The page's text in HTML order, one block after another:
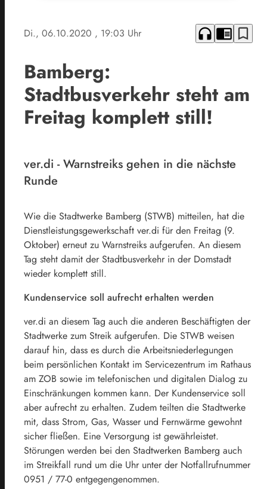
Di., 06.10.2020 , 19:03 Uhr headphones chrome_reader_mode bookmark_border
Bamberg:
Stadtbusverkehr steht am
Freitag komplett still!
ver.di - Warnstreiks gehen in die nächste
Runde
Wie die Stadtwerke Bamberg (STWB) mitteilen, hat die
Dienstleistungsgewerkschaft ver.di für den Freitag (9.
Oktober) erneut zu Warnstreiks aufgerufen. An diesem
Tag steht damit der Stadtbusverkehr in der Domstadt
wieder komplett still.
Kundenservice soll aufrecht erhalten werden
ver.di an diesem Tag auch die anderen Beschäftigten der
Stadtwerke zum Streik aufgerufen. Die STWB weisen
darauf hin, dass es durch die Arbeitsniederlegungen
beim persönlichen Kontakt im Servicezentrum im Rathaus
am ZOB sowie im telefonischen und digitalen Dialog zu
Einschränkungen kommen kann. Der Kundenservice soll
aber aufrecht zu erhalten. Zudem teilten die Stadtwerke
mit, dass Strom, Gas, Wasser und Fernwärme gewohnt
sicher fließen. Eine Versorgung ist gewährleistet.
Störungen werden bei den Stadtwerken Bamberg auch
im Streikfall rund um die Uhr unter der Notfallrufnummer
0951 / 77-0 entgegengenommen.